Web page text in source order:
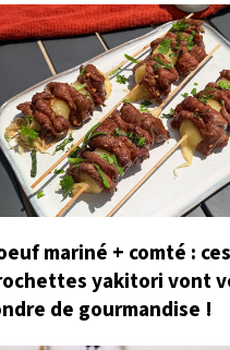
mariné + comté : ces
yakitori vont
de gourmandise !